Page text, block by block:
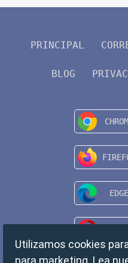
PRINCIPAL
BLOG
Utilizamos cookies
para marketing. Lea